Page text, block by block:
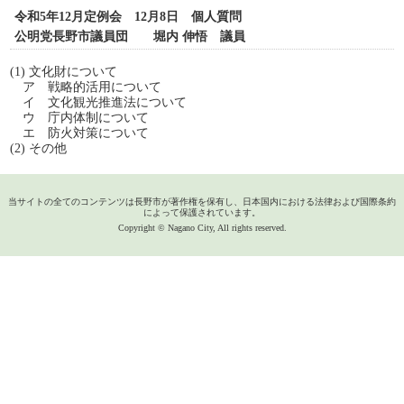
令和5年12月定例会 12月8日 個人質問
公明党長野市議員団 堀内 伸悟 議員
(1) 文化財について
ア 戦略的活用について
イ 文化観光推進法について
ウ 庁内体制について
エ 防火対策について
(2) その他
当サイトの全てのコンテンツは長野市が著作権を保有し、日本国内における法律および国際条約
によって保護されています。
Copyright © Nagano City, All rights reserved.